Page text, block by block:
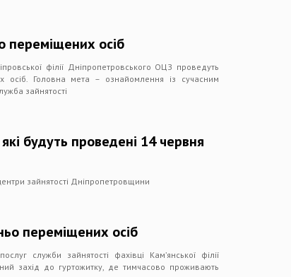
переміщених осіб
філії Дніпропетровського ОЦЗ проведуть
осіб. Головна мета – ознайомлення із сучасним
зайнятості
будуть проведені 14 червня
зайнятості Дніпропетровщини
переміщених осіб
служби зайнятості фахівці Кам’янської філії
захід до гуртожитку, де тимчасово проживають